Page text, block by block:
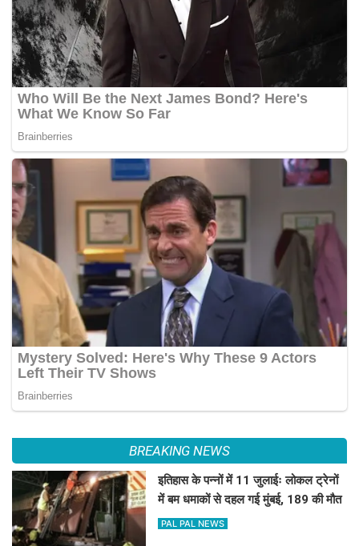
BREAKING NEWS
इतिहास के पन्नों में 11 जुलाईः लोकल ट्रेनों
में बम धमाकों से दहल गई मुंबई, 189 की मौत
PAL PAL NEWS